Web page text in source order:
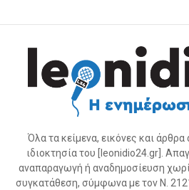
Όλα τα κείμενα, εικόνες και
ιδιοκτησία του [leonidio24.gr].
αναπαραγωγή ή αναδημοσίευση
συγκατάθεση, σύμφωνα με τον Ν.